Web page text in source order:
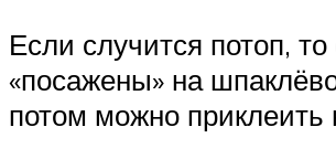
Если случится потоп,
«посажены» на
потом можно приклеить